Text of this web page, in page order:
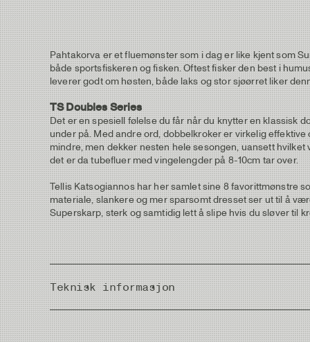
Pahtakorva er et fluemønster som i dag er like kjent som
både sportsfiskeren og fisken. Oftest fisker den best i
leverer godt om høsten, både laks og stor sjøørret liker
TS Doubles Series
Det er en spesiell følelse du får når du knytter en klassisk
under på. Med andre ord, dobbelkroker er virkelig
mindre, men dekker nesten hele sesongen, uansett
det er da tubefluer med vingelengder på 8-10cm tar over.
Tellis Katsogiannos har her samlet sine 8 favorittmønstre
materiale, slankere og mer sparsomt dresset ser ut til å
Superskarp, sterk og samtidig lett å slipe hvis du sløver til
Teknisk informasjon
Country of Origin